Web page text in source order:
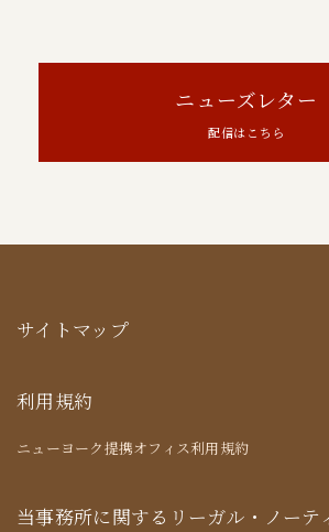
ニューズレター
配信はこちら
サイトマップ
利用規約
ニューヨーク提携オフィス利用規約
当事務所に関するリーガル・ノーテ